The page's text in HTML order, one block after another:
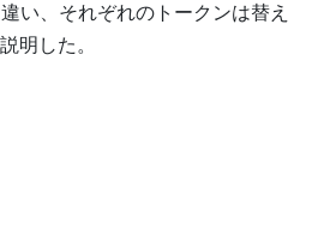
い、それぞれのトークンは替え
明した。